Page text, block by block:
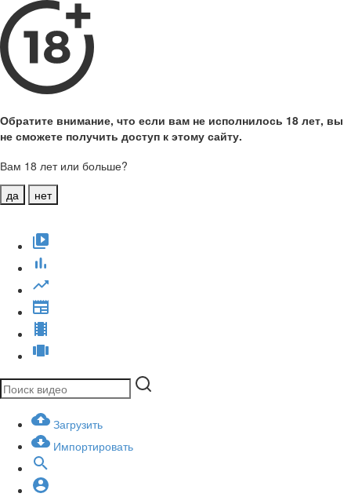
Обратите внимание, что если вам не исполнилось 18 лет, вы
не сможете получить доступ к этому сайту.
Вам 18 лет или больше?
да
нет
Загрузить
Импортировать